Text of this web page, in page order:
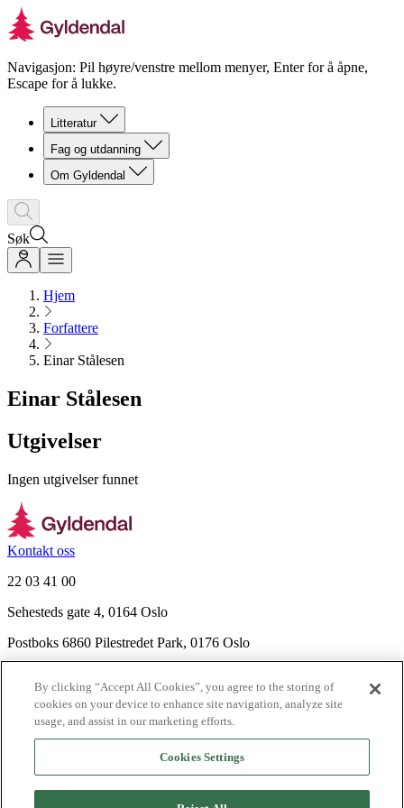
Navigasjon: Pil høyre/venstre mellom menyer, Enter for å åpne,
Escape for å lukke.
Litteratur
Fag og utdanning
Om Gyldendal
Søk
Hjem
Forfattere
Einar Stålesen
Einar Stålesen
Utgivelser
Ingen utgivelser funnet
Kontakt oss
22 03 41 00
Sehesteds gate 4, 0164 Oslo
Postboks 6860 Pilestredet Park, 0176 Oslo
Nyhetsbrev
Ledige stillinger
Send inn manus
By clicking “Accept All Cookies”, you agree to the storing of
cookies on your device to enhance site navigation, analyze site
usage, and assist in our marketing efforts.
Cookies Settings